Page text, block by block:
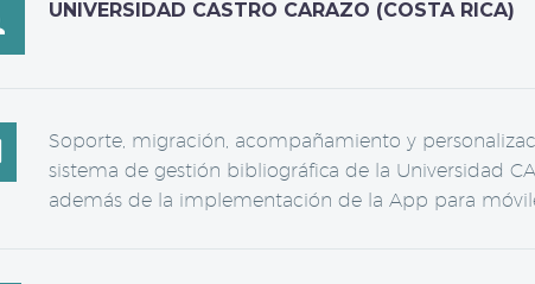
UNIVERSIDAD CASTRO CARAZO (COSTA RICA)
Soporte, migración, acompañamiento y
sistema de gestión bibliográfica de la Universidad
además de la implementación de la App para